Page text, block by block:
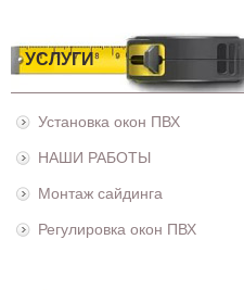
УСЛУГИ
Установка окон ПВХ
НАШИ РАБОТЫ
Монтаж сайдинга
Регулировка окон ПВХ